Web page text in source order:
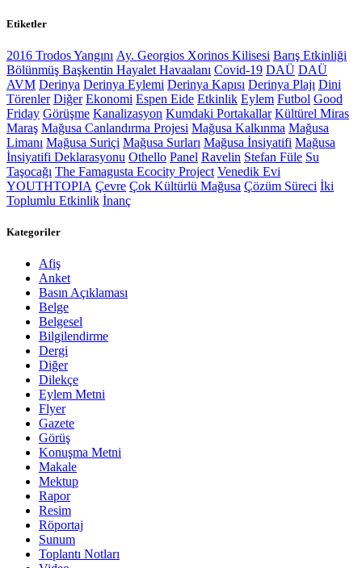
Etiketler
2016 Trodos Yangını Ay. Georgios Xorinos Kilisesi Barış Etkinliği
Bölünmüş Başkentin Hayalet Havaalanı Covid-19 DAÜ DAÜ
AVM Derinya Derinya Eylemi Derinya Kapısı Derinya Plajı Dini
Törenler Diğer Ekonomi Espen Eide Etkinlik Eylem Futbol Good
Friday Görüşme Kanalizasyon Kumdaki Portakallar Kültürel Miras
Maraş Mağusa Canlandırma Projesi Mağusa Kalkınma Mağusa
Limanı Mağusa Suriçi Mağusa Surları Mağusa İnsiyatifi Mağusa
İnsiyatifi Deklarasyonu Othello Panel Ravelin Stefan Füle Su
Taşocağı The Famagusta Ecocity Project Venedik Evi
YOUTHTOPIA Çevre Çok Kültürlü Mağusa Çözüm Süreci İki
Toplumlu Etkinlik İnanç
Kategoriler
Afiş
Anket
Basın Açıklaması
Belge
Belgesel
Bilgilendirme
Dergi
Diğer
Dilekçe
Eylem Metni
Flyer
Gazete
Görüş
Konuşma Metni
Makale
Mektup
Rapor
Resim
Röportaj
Sunum
Toplantı Notları